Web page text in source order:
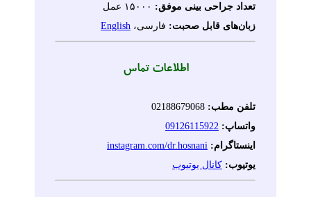
تعداد جراحی بینی موفق: ۱۵۰۰۰ عمل
زبان‌های قابل صحبت: فارسی، English
اطلاعات تماس
تلفن مطب: 02188679068
واتساپ: 09126115922
اینستاگرام: instagram.com/dr.hosnani
یوتیوب: کانال یوتیوب